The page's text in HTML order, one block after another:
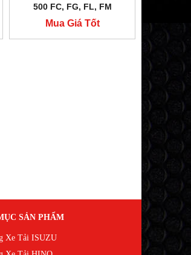
500 FC, FG, FL, FM
Mua Giá Tốt
SẢN PHẨM
Xe Tải ISUZU